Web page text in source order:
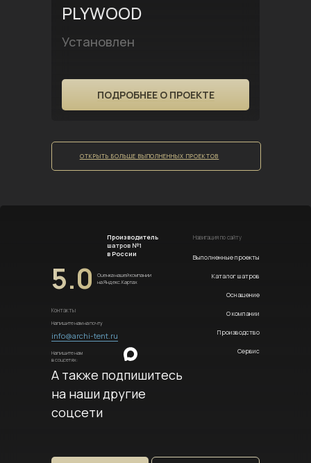
PLYWOOD
Установлен
ПОДРОБНЕЕ О ПРОЕКТЕ
ОТКРЫТЬ БОЛЬШЕ ВЫПОЛНЕННЫХ ПРОЕКТОВ
Производитель
шатров №1
в России
5.0
Оценка нашей компании
на Яндекс.Картах
Контакты
Напишите нам на почту
info@archi-tent.ru
Напишите нам
в соцсетях:
А также подпишитесь
на наши другие
соцсети
Навигация по сайту
Выполненные проекты
Каталог шатров
Оснащение
О компании
Производство
Сервис